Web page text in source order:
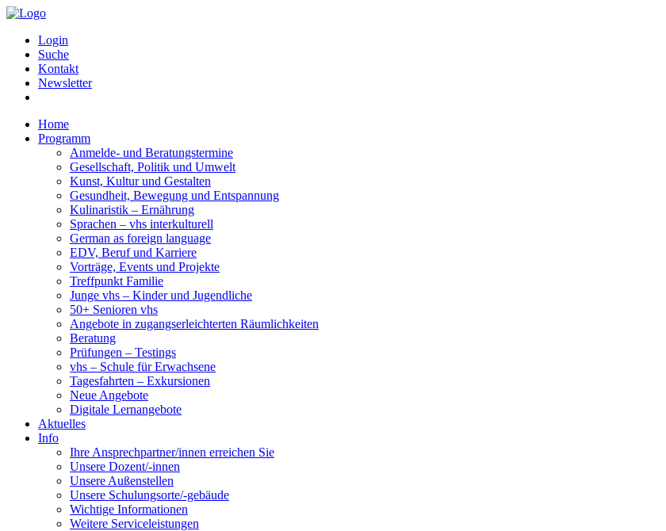
Login
Suche
Kontakt
Newsletter
Home
Programm
Anmelde- und Beratungstermine
Gesellschaft, Politik und Umwelt
Kunst, Kultur und Gestalten
Gesundheit, Bewegung und Entspannung
Kulinaristik – Ernährung
Sprachen – vhs interkulturell
German as foreign language
EDV, Beruf und Karriere
Vorträge, Events und Projekte
Treffpunkt Familie
Junge vhs – Kinder und Jugendliche
50+ Senioren vhs
Angebote in zugangserleichterten Räumlichkeiten
Beratung
Prüfungen – Testings
vhs – Schule für Erwachsene
Tagesfahrten – Exkursionen
Neue Angebote
Digitale Lernangebote
Aktuelles
Info
Ihre Ansprechpartner/innen erreichen Sie
Unsere Dozent/-innen
Unsere Außenstellen
Unsere Schulungsorte/-gebäude
Wichtige Informationen
Weitere Serviceleistungen